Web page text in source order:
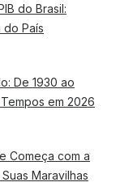
do Brasil:
do País
De 1930 ao
em 2026
Começa com a
Maravilhas